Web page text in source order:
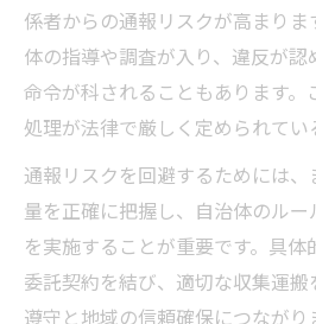
係者からの通報リスクが高まり
体の指導や調査が入り、違反が
命令が科されることもあります。
処理が法律で厳しく定められてい
通報リスクを回避するためには
量を正確に把握し、自治体のル
を実施することが重要です。具
委託契約を結び、適切な収集運
遵守と地域の信頼確保につながり